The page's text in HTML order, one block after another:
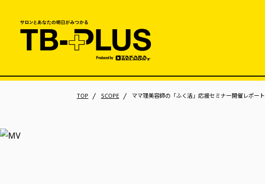
TOP SCOPE ママ理美容師の「ふく活」応援セミナー開催レポート